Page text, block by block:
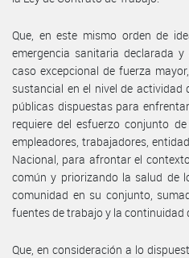
Que, en este mismo orden de
emergencia sanitaria declarada
caso excepcional de fuerza
sustancial en el nivel de
públicas dispuestas para
requiere del esfuerzo conjunto
empleadores, trabajadores,
Nacional, para afrontar el
común y priorizando la salud de
comunidad en su conjunto,
fuentes de trabajo y la continuidad
Que, en consideración a lo